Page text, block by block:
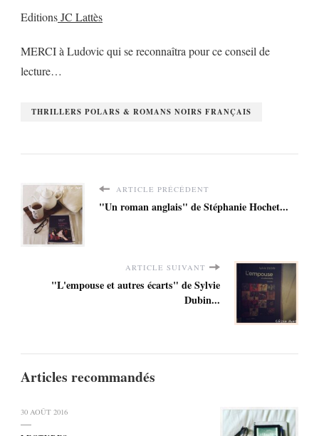
EditionsJC Lattès
MERCI à Ludovic qui se reconnaîtra pour ce conseil de
lecture…
THRILLERS POLARS & ROMANS NOIRS FRANÇAIS
ARTICLE PRÉCÉDENT
"Un roman anglais" de Stéphanie Hochet...
ARTICLE SUIVANT
"L'empouse et autres écarts" de Sylvie
Dubin...
Articles recommandés
30 AOÛT 2016